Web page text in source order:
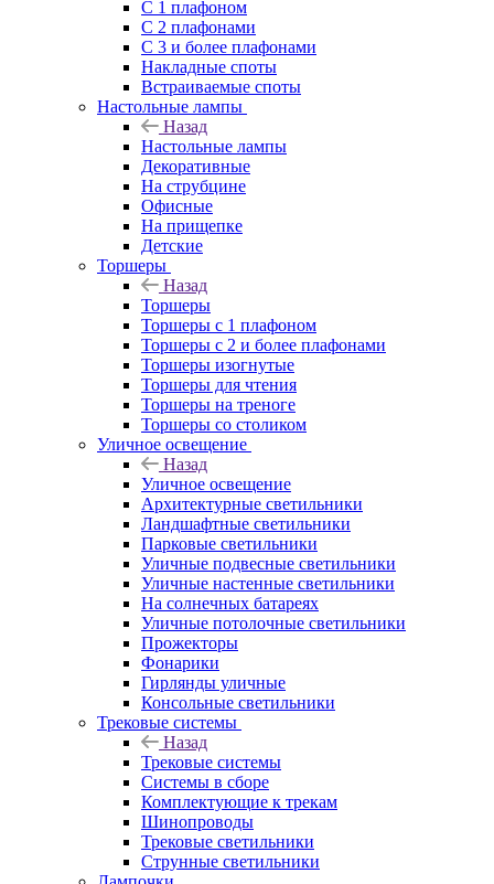
С 1 плафоном
С 2 плафонами
С 3 и более плафонами
Накладные споты
Встраиваемые споты
Настольные лампы
Назад
Настольные лампы
Декоративные
На струбцине
Офисные
На прищепке
Детские
Торшеры
Назад
Торшеры
Торшеры с 1 плафоном
Торшеры с 2 и более плафонами
Торшеры изогнутые
Торшеры для чтения
Торшеры на треноге
Торшеры со столиком
Уличное освещение
Назад
Уличное освещение
Архитектурные светильники
Ландшафтные светильники
Парковые светильники
Уличные подвесные светильники
Уличные настенные светильники
На солнечных батареях
Уличные потолочные светильники
Прожекторы
Фонарики
Гирлянды уличные
Консольные светильники
Трековые системы
Назад
Трековые системы
Системы в сборе
Комплектующие к трекам
Шинопроводы
Трековые светильники
Струнные светильники